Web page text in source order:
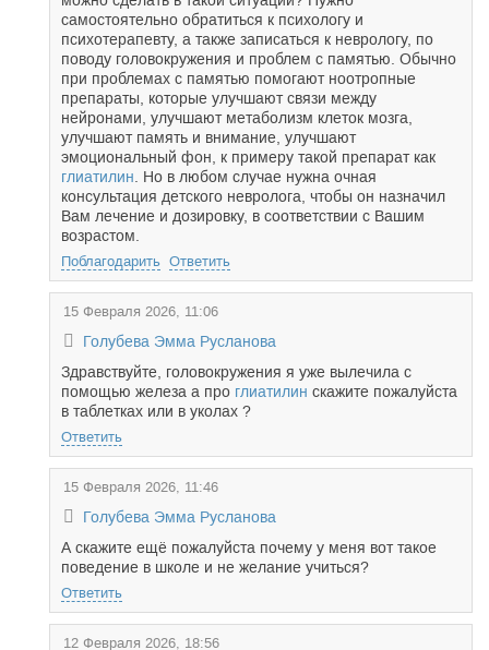
самостоятельно обратиться к психологу и
психотерапевту, а также записаться к неврологу, по
поводу головокружения и проблем с памятью. Обычно
при проблемах с памятью помогают ноотропные
препараты, которые улучшают связи между
нейронами, улучшают метаболизм клеток мозга,
улучшают память и внимание, улучшают
эмоциональный фон, к примеру такой препарат как
глиатилин . Но в любом случае нужна очная
консультация детского невролога, чтобы он назначил
Вам лечение и дозировку, в соответствии с Вашим
возрастом.
Поблагодарить Ответить
15 Февраля 2026, 11:06
Голубева Эмма Русланова
Здравствуйте, головокружения я уже вылечила с
помощью железа а про глиатилин скажите пожалуйста
в таблетках или в уколах ?
Ответить
15 Февраля 2026, 11:46
Голубева Эмма Русланова
А скажите ещё пожалуйста почему у меня вот такое
поведение в школе и не желание учиться?
Ответить
12 Февраля 2026, 18:56